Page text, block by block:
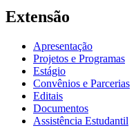
Extensão
Apresentação
Projetos e Programas
Estágio
Convênios e Parcerias
Editais
Documentos
Assistência Estudantil